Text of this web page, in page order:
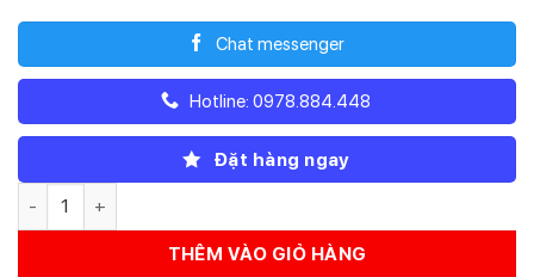
364.903₫.
Chat messenger
Hotline: 0978.884.448
Đặt hàng ngay
Ống PVC Dismy Class 4 phi 200 số lượng
THÊM VÀO GIỎ HÀNG